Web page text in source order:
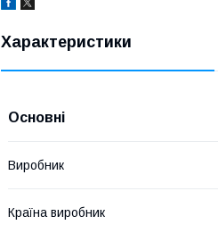
Характеристики
Основні
Виробник
Країна виробник